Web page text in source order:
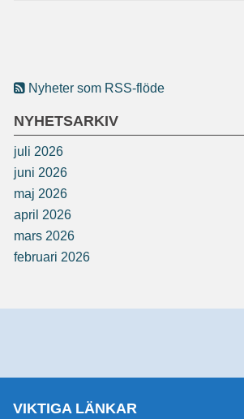
Nyheter som RSS-flöde
NYHETSARKIV
juli 2026
juni 2026
maj 2026
april 2026
mars 2026
februari 2026
VIKTIGA LÄNKAR